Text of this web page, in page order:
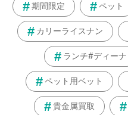
期間限定 ペット
カリーライスナン
ランチ#ディーナ
ペット用ベット
貴金属買取